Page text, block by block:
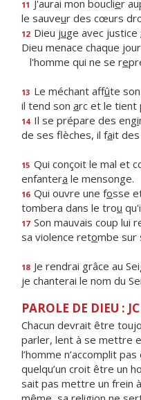
11 J'aurai mon bouclier
le sauveur des cœurs
12 Dieu juge avec justice ;
Dieu menace chaque jour
l'homme qui ne se re
13 Le méchant affûte
il tend son arc et le tient
14 Il se prépare des engi
de ses flèches, il fait des
15 Qui conçoit le mal et
enfantera le mensonge.
16 Qui ouvre une fosse
tombera dans le trou
17 Son mauvais coup lui
sa violence retombe sur
18 Je rendrai grâce au
je chanterai le nom du
PAROLE DE DIEU :
Chacun devrait être
parler, lent à se mettre
l’homme n’accomplit
quelqu’un croit être un
sait pas mettre un frein